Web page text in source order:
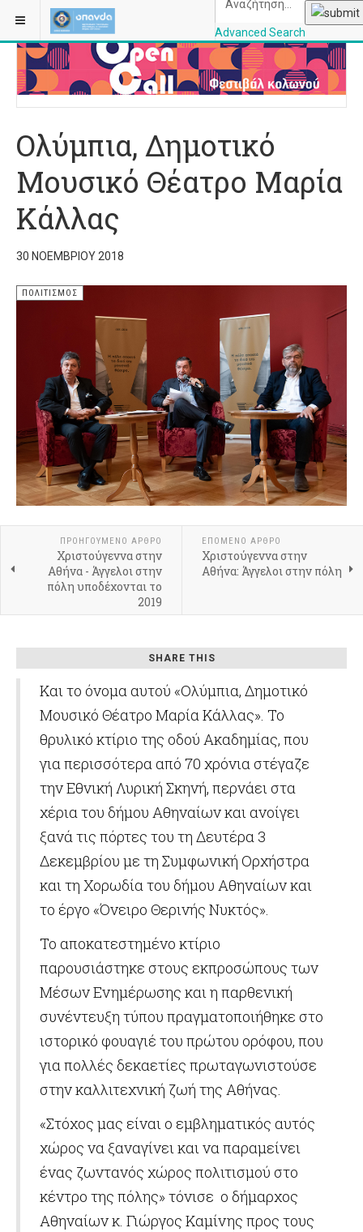
Advanced Search
ΒΡΊΣΚΕΣΤΕ ΕΔΏ: ΑΡΧΙΚΉ
Ολύμπια, Δημοτικό
Μουσικό Θέατρο Μαρία
Κάλλας
30 ΝΟΕΜΒΡΊΟΥ 2018
ΠΟΛΙΤΙΣΜΌΣ
ΠΡΟΗΓΟΎΜΕΝΟ ΆΡΘΡΟ
Χριστούγεννα στην
Αθήνα - Άγγελοι στην
πόλη υποδέχονται το
2019
ΕΠΌΜΕΝΟ ΆΡΘΡΟ
Χριστούγεννα στην
Αθήνα: Άγγελοι στην πόλη
SHARE THIS
Και το όνομα αυτού «Ολύμπια, Δημοτικό
Μουσικό Θέατρο Μαρία Κάλλας». Το
θρυλικό κτίριο της οδού Ακαδημίας, που
για περισσότερα από 70 χρόνια στέγαζε
την Εθνική Λυρική Σκηνή, περνάει στα
χέρια του δήμου Αθηναίων και ανοίγει
ξανά τις πόρτες του τη Δευτέρα 3
Δεκεμβρίου με τη Συμφωνική Ορχήστρα
και τη Χορωδία του δήμου Αθηναίων και
το έργο «Όνειρο Θερινής Νυκτός».
Το αποκατεστημένο κτίριο
παρουσιάστηκε στους εκπροσώπους των
Μέσων Ενημέρωσης και η παρθενική
συνέντευξη τύπου πραγματοποιήθηκε στο
ιστορικό φουαγιέ του πρώτου ορόφου, που
για πολλές δεκαετίες πρωταγωνιστούσε
στην καλλιτεχνική ζωή της Αθήνας.
«Στόχος μας είναι ο εμβληματικός αυτός
χώρος να ξαναγίνει και να παραμείνει
ένας ζωντανός χώρος πολιτισμού στο
κέντρο της πόλης» τόνισε ο δήμαρχος
Αθηναίων κ. Γιώργος Καμίνης προς τους